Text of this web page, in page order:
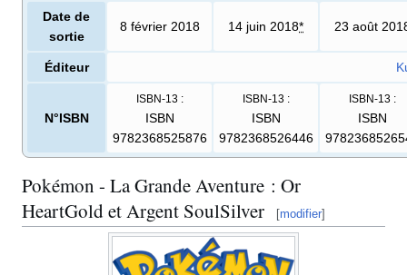
Date de
sortie
8 février 2018 14 juin 2018* 23 août
Éditeur
N°ISBN
ISBN-13 :
ISBN
9782368525876
ISBN-13 :
ISBN
9782368526446
ISBN-13 :
ISBN
Pokémon - La Grande Aventure : Or
HeartGold et Argent SoulSilver
[modifier]